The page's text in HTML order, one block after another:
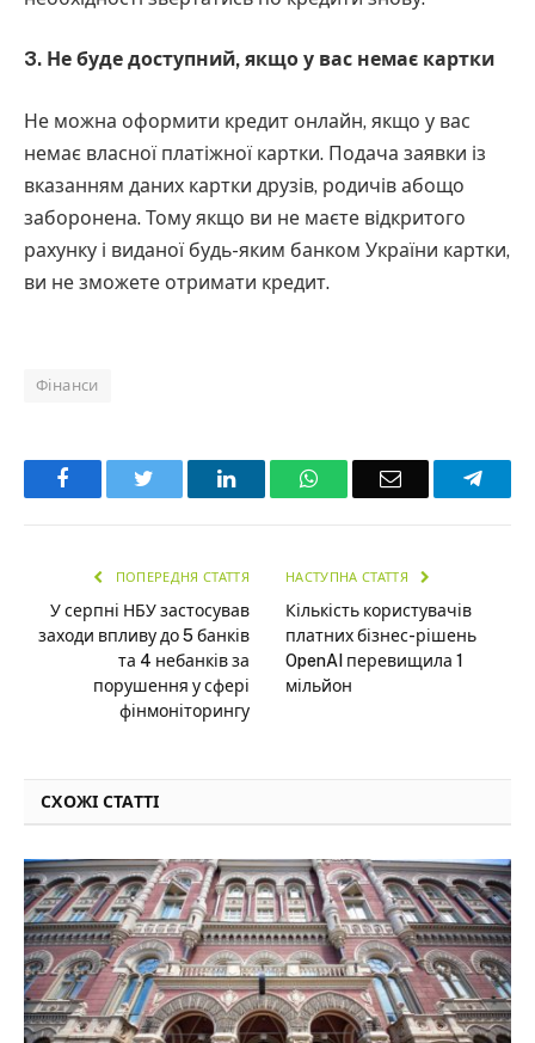
3. Не буде доступний, якщо у вас немає картки
Не можна оформити кредит онлайн, якщо у вас
немає власної платіжної картки. Подача заявки із
вказанням даних картки друзів, родичів абощо
заборонена. Тому якщо ви не маєте відкритого
рахунку і виданої будь-яким банком України картки,
ви не зможете отримати кредит.
Фінанси
Facebook LinkedInWhatsAppEmail
ПОПЕРЕДНЯ СТАТТЯ
У серпні НБУ застосував
заходи впливу до 5 банків
та 4 небанків за
порушення у сфері
фінмоніторингу
НАСТУПНА СТАТТЯ
Кількість користувачів
платних бізнес-рішень
OpenAI перевищила 1
мільйон
СХОЖІ СТАТТІ